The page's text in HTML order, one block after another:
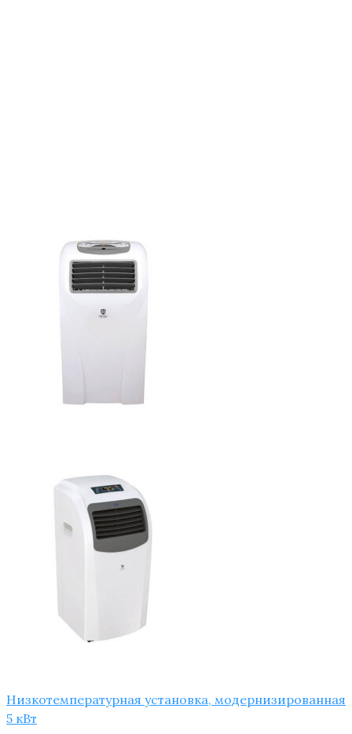
Низкотемпературная установка, модернизированная
5 кВт